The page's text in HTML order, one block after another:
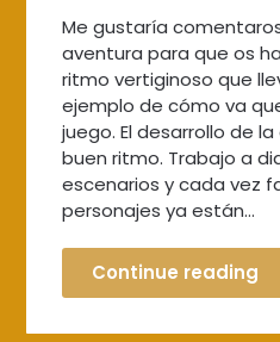
Me gustaría
aventura para que os
ritmo vertiginoso que
ejemplo de cómo va
juego. El desarrollo de
buen ritmo. Trabajo a
escenarios y cada vez
personajes ya están…
Continue reading